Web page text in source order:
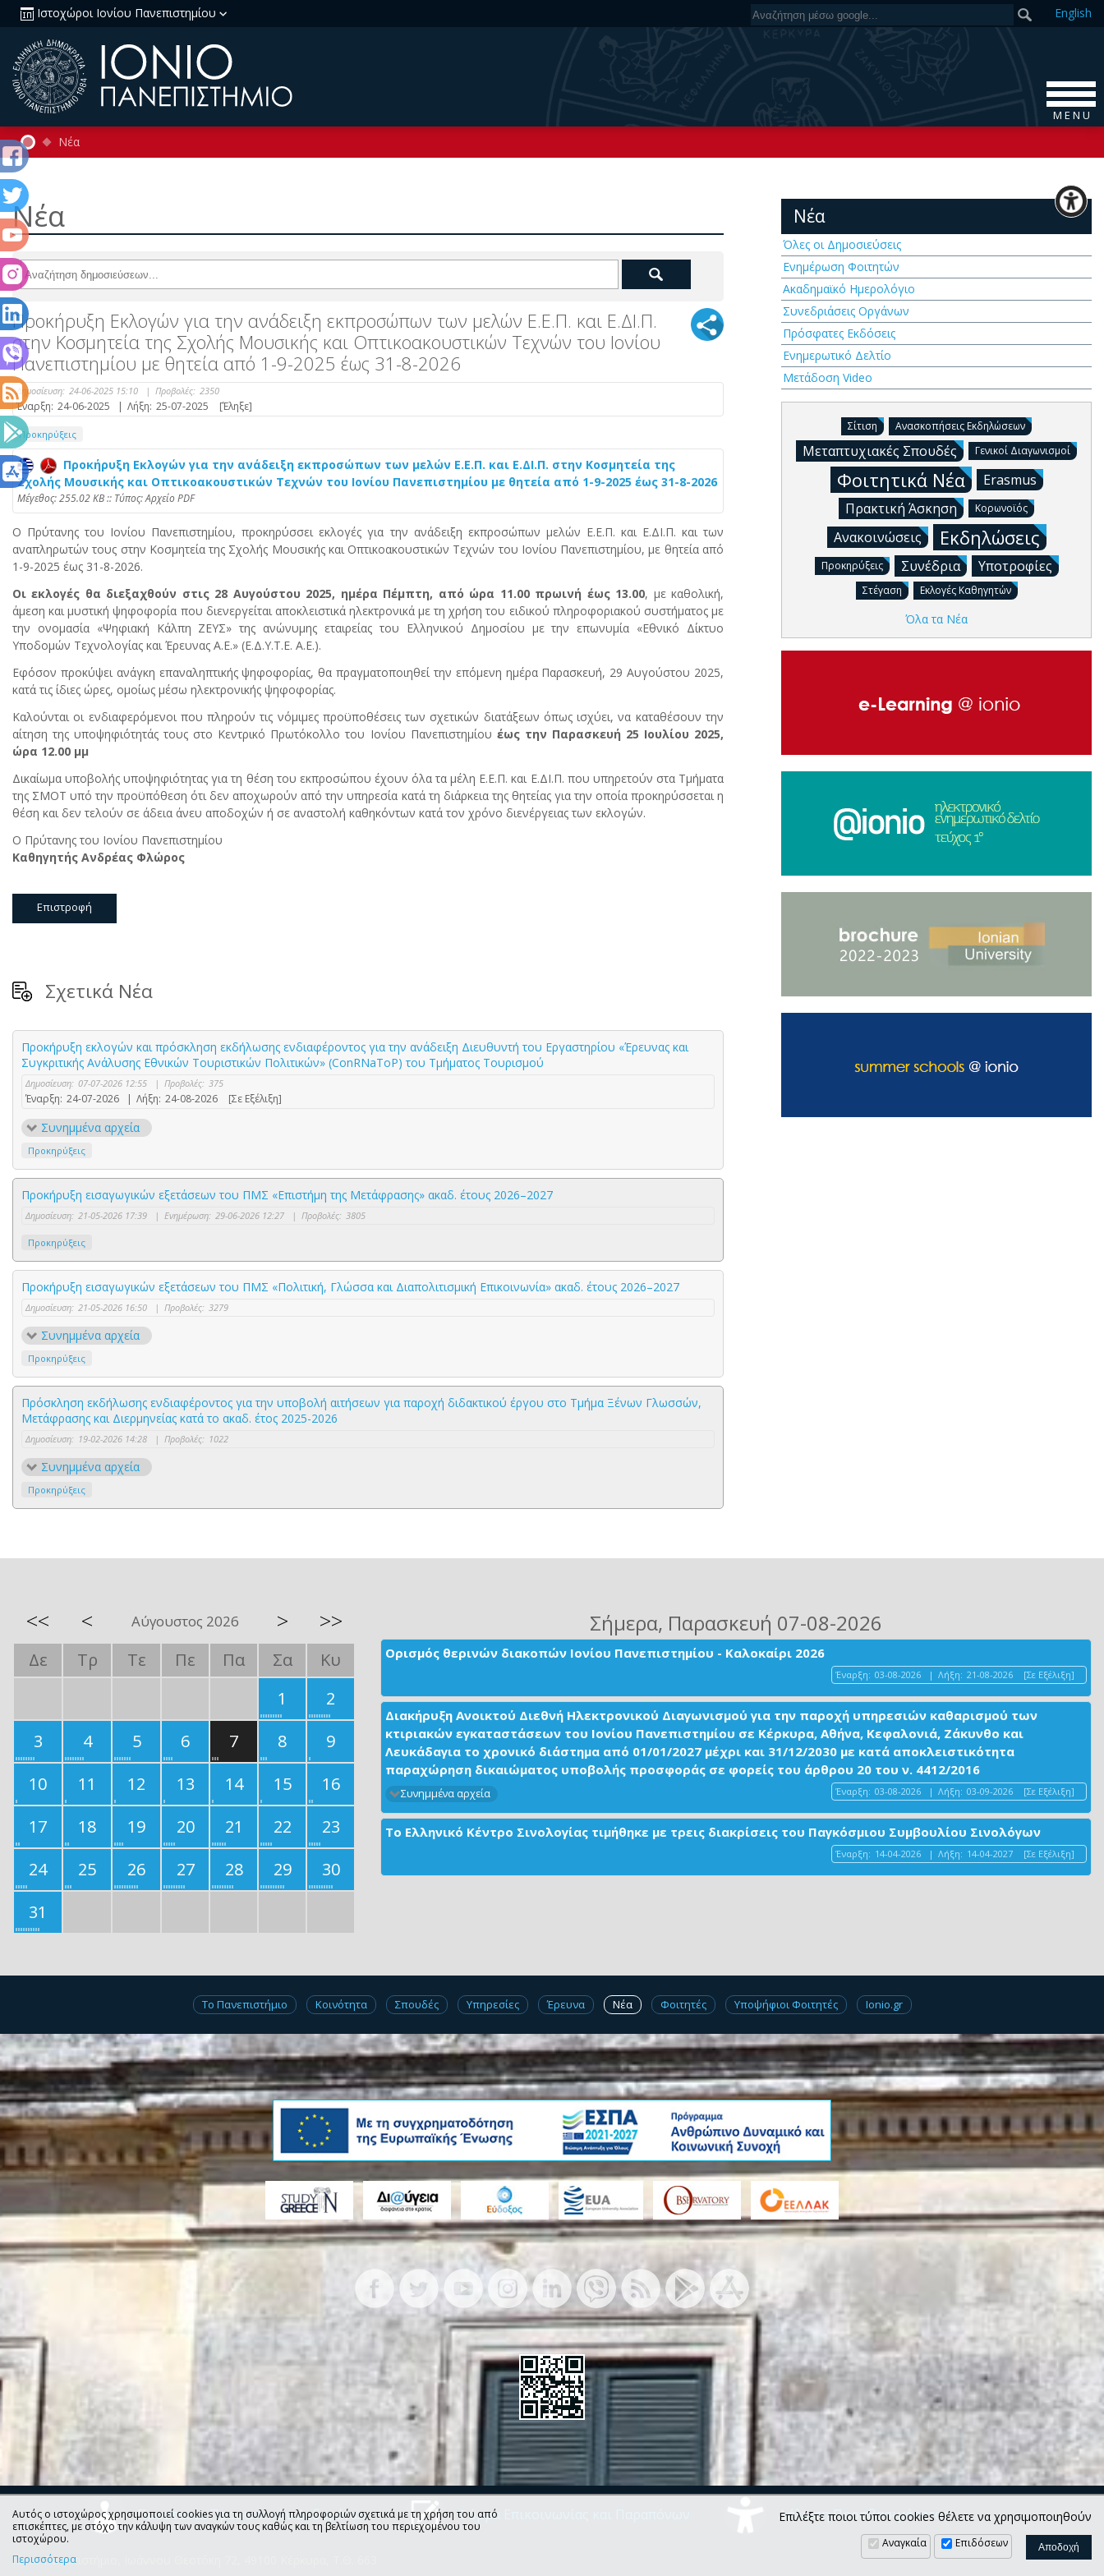
Ιστοχώροι Ιονίου Πανεπιστημίου English
M E N U
Νέα
Νέα
Προκήρυξη Εκλογών για την ανάδειξη εκπροσώπων των μελών Ε.Ε.Π. και Ε.ΔΙ.Π.
στην Κοσμητεία της Σχολής Μουσικής και Οπτικοακουστικών Τεχνών του Ιονίου
Πανεπιστημίου με θητεία από 1-9-2025 έως 31-8-2026
Δημοσίευση: 24-06-2025 15:10 | Προβολές: 2350
Έναρξη: 24-06-2025 | Λήξη: 25-07-2025 [Έληξε]
Προκηρύξεις
Προκήρυξη Εκλογών για την ανάδειξη εκπροσώπων των μελών Ε.Ε.Π. και Ε.ΔΙ.Π. στην Κοσμητεία της
Σχολής Μουσικής και Οπτικοακουστικών Τεχνών του Ιονίου Πανεπιστημίου με θητεία από 1-9-2025 έως 31-8-2026
Mέγεθος: 255.02 KB :: Τύπος: Αρχείο PDF
Ο Πρύτανης του Ιονίου Πανεπιστημίου, προκηρύσσει εκλογές για την ανάδειξη εκπροσώπων μελών Ε.Ε.Π. και Ε.ΔΙ.Π. και των
αναπληρωτών τους στην Κοσμητεία της Σχολής Μουσικής και Οπτικοακουστικών Τεχνών του Ιονίου Πανεπιστημίου, με θητεία από
1-9-2025 έως 31-8-2026.
Οι εκλογές θα διεξαχθούν στις 28 Αυγούστου 2025, ημέρα Πέμπτη, από ώρα 11.00 πρωινή έως 13.00, με καθολική,
άμεση και μυστική ψηφοφορία που διενεργείται αποκλειστικά ηλεκτρονικά με τη χρήση του ειδικού πληροφοριακού συστήματος με
την ονομασία «Ψηφιακή Κάλπη ΖΕΥΣ» της ανώνυμης εταιρείας του Ελληνικού Δημοσίου με την επωνυμία «Εθνικό Δίκτυο
Υποδομών Τεχνολογίας και Έρευνας Α.Ε.» (Ε.Δ.Υ.Τ.Ε. Α.Ε.).
Εφόσον προκύψει ανάγκη επαναληπτικής ψηφοφορίας, θα πραγματοποιηθεί την επόμενη ημέρα Παρασκευή, 29 Αυγούστου 2025,
κατά τις ίδιες ώρες, ομοίως μέσω ηλεκτρονικής ψηφοφορίας.
Καλούνται οι ενδιαφερόμενοι που πληρούν τις νόμιμες προϋποθέσεις των σχετικών διατάξεων όπως ισχύει, να καταθέσουν την
αίτηση της υποψηφιότητάς τους στο Κεντρικό Πρωτόκολλο του Ιονίου Πανεπιστημίου έως την Παρασκευή 25 Ιουλίου 2025,
ώρα 12.00 μμ
Δικαίωμα υποβολής υποψηφιότητας για τη θέση του εκπροσώπου έχουν όλα τα μέλη Ε.Ε.Π. και Ε.ΔΙ.Π. που υπηρετούν στα Τμήματα
της ΣΜΟΤ υπό την προϋπόθεση ότι δεν αποχωρούν από την υπηρεσία κατά τη διάρκεια της θητείας για την οποία προκηρύσσεται η
θέση και δεν τελούν σε άδεια άνευ αποδοχών ή σε αναστολή καθηκόντων κατά τον χρόνο διενέργειας των εκλογών.
Ο Πρύτανης του Ιονίου Πανεπιστημίου
Καθηγητής Ανδρέας Φλώρος
Επιστροφή
Σχετικά Νέα
Προκήρυξη εκλογών και πρόσκληση εκδήλωσης ενδιαφέροντος για την ανάδειξη Διευθυντή του Εργαστηρίου «Έρευνας και
Συγκριτικής Ανάλυσης Εθνικών Τουριστικών Πολιτικών» (ConRNaToP) του Τμήματος Τουρισμού
Δημοσίευση: 07-07-2026 12:55 | Προβολές: 375
Έναρξη: 24-07-2026 | Λήξη: 24-08-2026 [Σε Εξέλιξη]
Συνημμένα αρχεία
Προκηρύξεις
Προκήρυξη εισαγωγικών εξετάσεων του ΠΜΣ «Επιστήμη της Μετάφρασης» ακαδ. έτους 2026–2027
Δημοσίευση: 21-05-2026 17:39 | Ενημέρωση: 29-06-2026 12:27 | Προβολές: 3805
Προκηρύξεις
Προκήρυξη εισαγωγικών εξετάσεων του ΠΜΣ «Πολιτική, Γλώσσα και Διαπολιτισμική Επικοινωνία» ακαδ. έτους 2026–2027
Δημοσίευση: 21-05-2026 16:50 | Προβολές: 3279
Συνημμένα αρχεία
Προκηρύξεις
Πρόσκληση εκδήλωσης ενδιαφέροντος για την υποβολή αιτήσεων για παροχή διδακτικού έργου στο Τμήμα Ξένων Γλωσσών,
Μετάφρασης και Διερμηνείας κατά το ακαδ. έτος 2025-2026
Δημοσίευση: 19-02-2026 14:28 | Προβολές: 1022
Συνημμένα αρχεία
Προκηρύξεις
Νέα
Όλες οι Δημοσιεύσεις
Ενημέρωση Φοιτητών
Ακαδημαϊκό Ημερολόγιο
Συνεδριάσεις Οργάνων
Πρόσφατες Εκδόσεις
Ενημερωτικό Δελτίο
Μετάδοση Video
Σίτιση Ανασκοπήσεις Εκδηλώσεων
Μεταπτυχιακές Σπουδές Γενικοί Διαγωνισμοί
Φοιτητικά Νέα
Erasmus
Πρακτική Άσκηση
Κορωνοϊός
Ανακοινώσεις Εκδηλώσεις
Προκηρύξεις Συνέδρια Υποτροφίες
Στέγαση Εκλογές Καθηγητών
Όλα τα Νέα
<< < Αύγουστος 2026 > >>
Δε Τρ Τε Πε Πα Σα
Κυ
1
2
3
4 5 6 7 8
9
10
11 12 13 14 15
16
17
18 19 20 21 22
23
24
25 26 27 28 29
30
31
Σήμερα, Παρασκευή 07-08-2026
Ορισμός θερινών διακοπών Ιονίου Πανεπιστημίου - Καλοκαίρι 2026
Έναρξη: 03-08-2026 | Λήξη: 21-08-2026 [Σε Εξέλιξη]
Διακήρυξη Ανοικτού Διεθνή Ηλεκτρονικού Διαγωνισμού για την παροχή υπηρεσιών καθαρισμού των
κτιριακών εγκαταστάσεων του Ιονίου Πανεπιστημίου σε Κέρκυρα, Αθήνα, Κεφαλονιά, Ζάκυνθο και
Λευκάδαγια το χρονικό διάστημα από 01/01/2027 μέχρι και 31/12/2030 με κατά αποκλειστικότητα
παραχώρηση δικαιώματος υποβολής προσφοράς σε φορείς του άρθρου 20 του ν. 4412/2016
Έναρξη: 03-08-2026 | Λήξη: 03-09-2026 [Σε Εξέλιξη]
Συνημμένα αρχεία
Το Ελληνικό Κέντρο Σινολογίας τιμήθηκε με τρεις διακρίσεις του Παγκόσμιου Συμβουλίου Σινολόγων
Έναρξη: 14-04-2026 | Λήξη: 14-04-2027 [Σε Εξέλιξη]
Το Πανεπιστήμιο Κοινότητα Σπουδές Υπηρεσίες Έρευνα Νέα Φοιτητές Υποψήφιοι Φοιτητές Ionio.gr
Προστασία Προσωπικών Δεδομένων Φόρμα Επικοινωνίας και Παραπόνων Δήλωση Προσβασιμότητας
Ιόνιο Πανεπιστήμιο, Ιωάννου Θεοτόκη 72, 49100 Κέρκυρα, Τ.Θ. 663
Αυτός ο ιστοχώρος χρησιμοποιεί cookies για τη συλλογή πληροφοριών σχετικά με τη χρήση του από
επισκέπτες, με στόχο την κάλυψη των αναγκών τους καθώς και τη βελτίωση του περιεχομένου του
ιστοχώρου.
Περισσότερα
Επιλέξτε ποιοι τύποι cookies θέλετε να χρησιμοποιηθούν
Αναγκαία Επιδόσεων